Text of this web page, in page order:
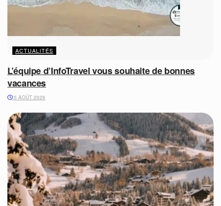
ACTUALITÉS
L’équipe d’InfoTravel vous souhaite de bonnes
vacances
5 AOÛT 2026